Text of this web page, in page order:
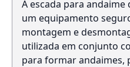
A escada para andaime
um equipamento
montagem e
utilizada em conjunto
para formar andaimes,